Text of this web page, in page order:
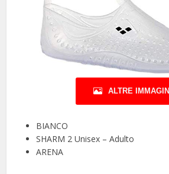
ALTRE IMMAGINI
BIANCO
SHARM 2 Unisex – Adulto
ARENA